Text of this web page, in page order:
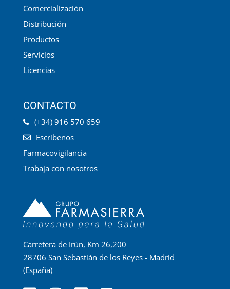
Comercialización
Distribución
Productos
Servicios
Licencias
CONTACTO
(+34) 916 570 659
Escríbenos
Farmacovigilancia
Trabaja con nosotros
Carretera de Irún, Km 26,200
28706 San Sebastián de los Reyes - Madrid
(España)